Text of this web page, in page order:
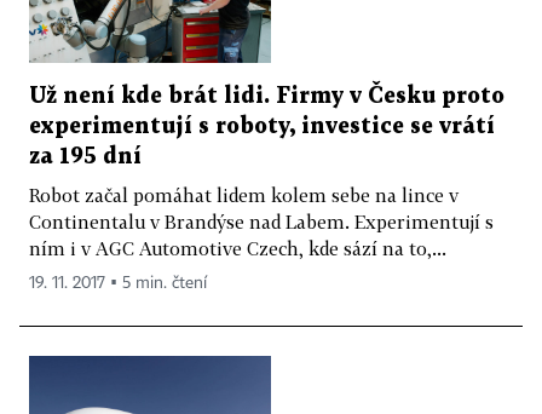
Už není kde brát lidi. Firmy v Česku proto
experimentují s roboty, investice se vrátí
za 195 dní
Robot začal pomáhat lidem kolem sebe na lince v
Continentalu v Brandýse nad Labem. Experimentují s
ním i v AGC Automotive Czech, kde sází na to,...
19. 11. 2017 ▪ 5 min. čtení